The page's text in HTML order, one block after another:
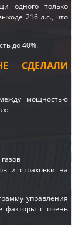
одного только
216 л.с., что
до 40%.
СДЕЛАЛИ
мощностью
и страховки на
управления
факторы с очень